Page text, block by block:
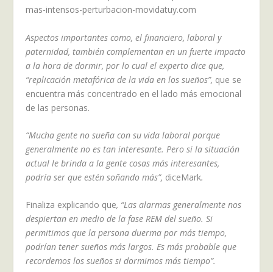
Aspectos importantes como, el financiero, laboral y
paternidad, también complementan en un fuerte impacto
a la hora de dormir, por lo cual el experto dice que,
“replicación metafórica de la vida en los sueños”, que se
encuentra más concentrado en el lado más emocional
de las personas.
“Mucha gente no sueña con su vida laboral porque
generalmente no es tan interesante. Pero si la situación
actual le brinda a la gente cosas más interesantes,
podría ser que estén soñando más”, diceMark.
Finaliza explicando que, “Las alarmas generalmente nos
despiertan en medio de la fase REM del sueño. Si
permitimos que la persona duerma por más tiempo,
podrían tener sueños más largos. Es más probable que
recordemos los sueños si dormimos más tiempo”.